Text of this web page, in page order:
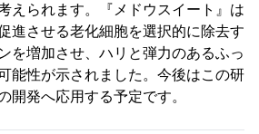
えられます。『メドウスイート』は
進させる老化細胞を選択的に除去す
を増加させ、ハリと弾力のあるふっ
能性が示されました。今後はこの研
開発へ応用する予定です。